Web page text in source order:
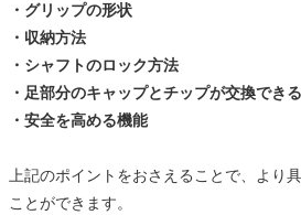
・グリップの形状
・収納方法
・シャフトのロック方法
・足部分のキャップとチップが交換でき
・安全を高める機能
上記のポイントをおさえることで、より
ことができます。